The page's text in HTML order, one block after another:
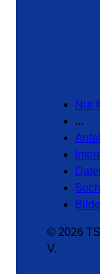
Nur
...
© 2026
V.